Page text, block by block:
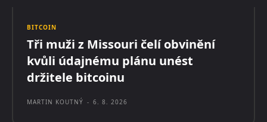
BITCOIN
Tři muži z Missouri čelí obvinění
kvůli údajnému plánu unést
držitele bitcoinu
MARTIN KOUTNÝ - 6. 8. 2026